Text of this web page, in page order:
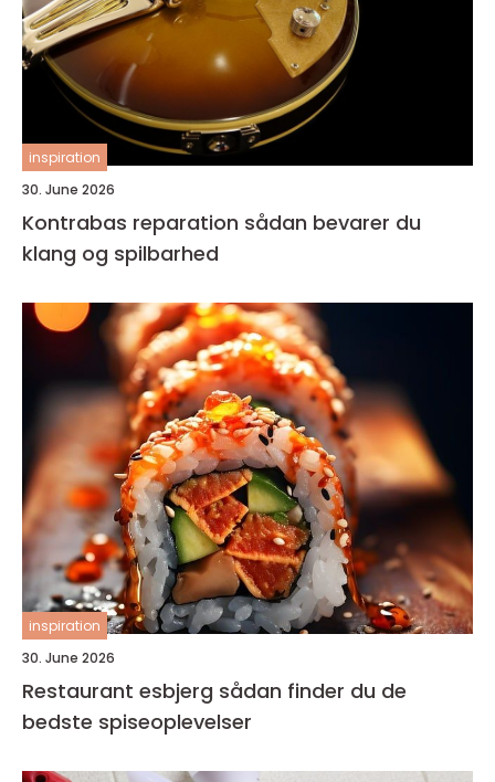
inspiration
30. June 2026
Kontrabas reparation sådan bevarer du
klang og spilbarhed
inspiration
30. June 2026
Restaurant esbjerg sådan finder du de
bedste spiseoplevelser